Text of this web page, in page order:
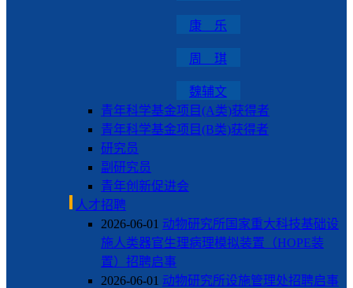
康 乐
周 琪
魏辅文
青年科学基金项目(A类)获得者
青年科学基金项目(B类)获得者
研究员
副研究员
青年创新促进会
人才招聘
2026-06-01 动物研究所国家重大科技基础设
施人类器官生理病理模拟装置（HOPE装
置）招聘启事
2026-06-01 动物研究所设施管理处招聘启事